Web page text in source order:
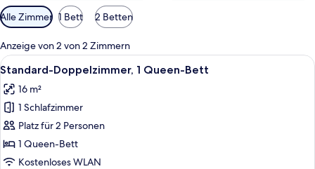
Verfügbare
Filter
für
Zimmer
Alle Zimmer 1 Bett 2 Betten
Anzeige von 2 von 2 Zimmern
Alle
Fotos
für
Standard-
Doppelzimmer,
1
Queen-
Ein Hotelzimmer mit Bett,
13
Standard-Doppelzimmer, 1 Queen-Bett
16 m²
1 Schlafzimmer
Platz für 2 Personen
1 Queen-Bett
Kostenloses WLAN